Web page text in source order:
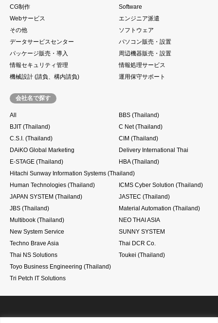
CG制作
Software
Webサービス
エンジニア派遣
その他
ソフトウェア
データサービスセンター
パソコン販売・設置
パッケージ販売・導入
周辺機器販売・設置
情報セキュリティ管理
情報処理サービス
機械設計 (請負、構内請負)
運用保守サポート
会社名で探す
All
BBS (Thailand)
BJIT (Thailand)
C Net (Thailand)
C.S.I. (Thailand)
CIM (Thailand)
DAiKO Global Marketing
Delivery International Thai
E-STAGE (Thailand)
HBA (Thailand)
Hitachi Sunway Information Systems (Thailand)
Human Technologies (Thailand)
ICMS Cyber Solution (Thailand)
JAPAN SYSTEM (Thailand)
JASTEC (Thailand)
JBS (Thailand)
Material Automation (Thailand)
Multibook (Thailand)
NEO THAI ASIA
New System Service
SUNNY SYSTEM
Techno Brave Asia
Thai DCR Co.
Thai NS Solutions
Toukei (Thailand)
Toyo Business Engineering (Thailand)
Tri Petch IT Solutions